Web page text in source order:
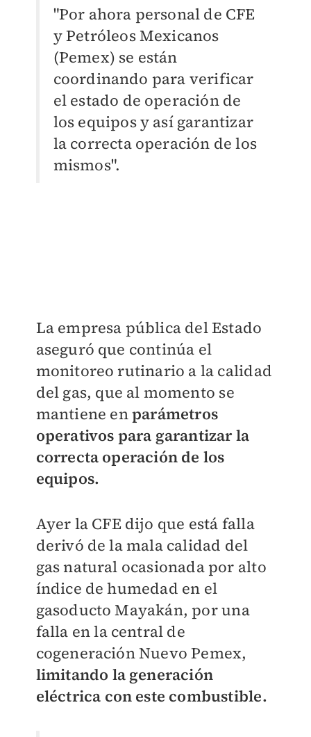
"Por ahora personal de CFE
y Petróleos Mexicanos
(Pemex) se están
coordinando para verificar
el estado de operación de
los equipos y así garantizar
la correcta operación de los
mismos".
La empresa pública del Estado
aseguró que continúa el
monitoreo rutinario a la calidad
del gas, que al momento se
mantiene enparámetros
operativos para garantizar la
correcta operación de los
equipos.
Ayer la CFE dijo que está falla
derivó de la mala calidad del
gas natural ocasionada por alto
índice de humedad en el
gasoducto Mayakán, por una
falla en la central de
cogeneración Nuevo Pemex,
limitando la generación
eléctrica con este combustible.